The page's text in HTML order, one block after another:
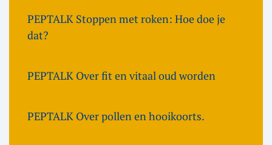
PEPTALK Stoppen met roken: Hoe doe je
dat?
PEPTALK Over fit en vitaal oud worden
PEPTALK Over pollen en hooikoorts.